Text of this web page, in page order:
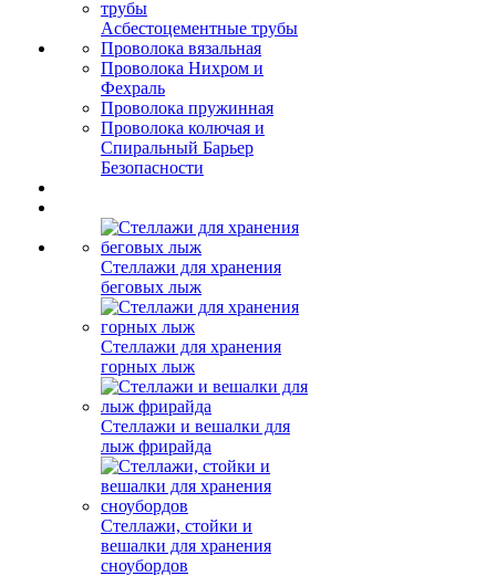
Асбестоцементные трубы
Проволока вязальная
Проволока Нихром и
Фехраль
Проволока пружинная
Проволока колючая и
Спиральный Барьер
Безопасности
Стеллажи для хранения
беговых лыж
Стеллажи для хранения
горных лыж
Стеллажи и вешалки для
лыж фрирайда
Стеллажи, стойки и
вешалки для хранения
сноубордов